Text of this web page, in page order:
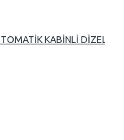
KABİNLİ DİZEL